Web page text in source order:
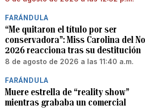
FARÁNDULA
“Me quitaron el título por ser
conservadora”: Miss Carolina del
2026 reacciona tras su destitución
8 de agosto de 2026 a las 11:40 a.m.
FARÁNDULA
Muere estrella de “reality show”
mientras grababa un comercial